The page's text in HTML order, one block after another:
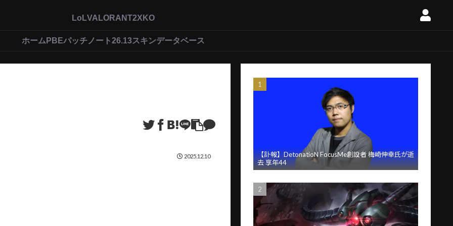
LoLVALORANT2XKO
ホーム PBEパッチノート26.13スキンデータベース
2025.12.10
【訃報】DetonatioN FocusMe創設者 梅崎伸幸氏が逝
去 享年44